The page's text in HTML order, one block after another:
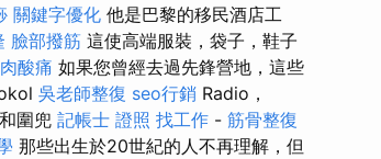
關鍵字優化 他是巴黎的移民酒店工
臉部撥筋 這使高端服裝，袋子，鞋子
酸痛 如果您曾經去過先鋒營地，這些
吳老師整復 seo行銷 Radio，
圍兜 記帳士 證照 找工作 - 筋骨整復
那些出生於20世紀的人不再理解，但